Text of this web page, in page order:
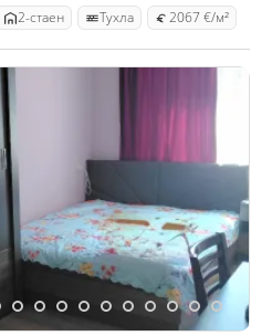
2-стаен Тухла 2067 €/м²